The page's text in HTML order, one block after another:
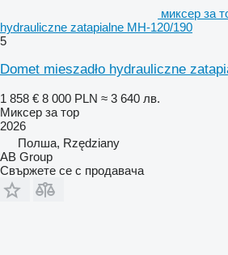
миксер за
hydrauliczne zatapialne MH-120/190
5
Domet mieszadło hydrauliczne
1 858 € 8 000 PLN ≈ 3 640 лв.
Миксер за тор
2026
Полша, Rzędziany
AB Group
Свържете се с продавача